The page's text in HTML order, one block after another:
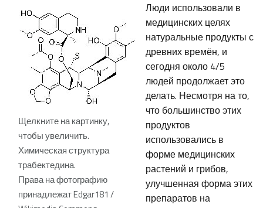
Щелкните на картинку,
чтобы увеличить.
Химическая структура
трабектедина.
Права на фотографию
принадлежат Edgar181 /
Люди использовали в
медицинских целях
натуральные продукты с
древних времён, и
сегодня около 4/5
людей продолжает это
делать. Несмотря на то,
что большинство этих
продуктов
использовались в
форме медицинских
растений и грибов,
улучшенная форма этих
препаратов на